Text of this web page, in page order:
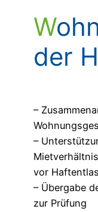
Wohnen nach
der
–
–
vor
– Übergabe
zur Prüfung